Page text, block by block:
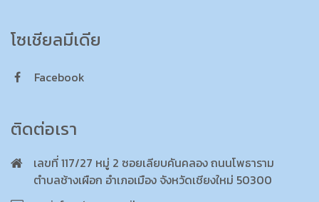
โซเชียลมีเดีย
Facebook
ติดต่อเรา
เลขที่ 117/27 หมู่ 2 ซอยเลียบคันคลอง ถนนโพธาราม
ตำบลช้างเผือก อำเภอเมือง จังหวัดเชียงใหม่ 50300